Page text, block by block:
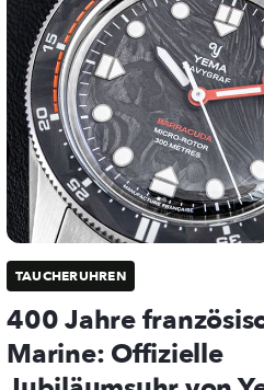
TAUCHERUHREN
400 Jahre
Marine: Offizielle